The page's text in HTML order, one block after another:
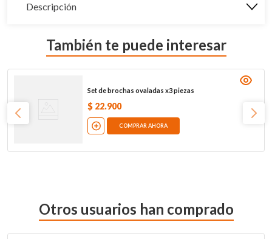
Descripción
También te puede interesar
Set de brochas ovaladas x3 piezas
$ 22.900
COMPRAR AHORA
Otros usuarios han comprado